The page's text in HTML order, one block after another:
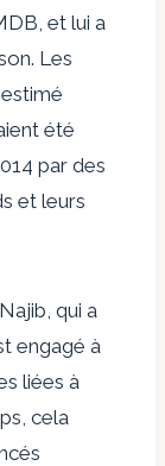
et lui a
Les
été
par des
et leurs
qui a
engagé à
liées à
cela